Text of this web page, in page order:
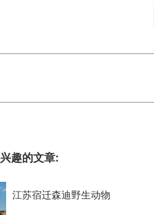
趣的文章:
江苏宿迁森迪野生动物